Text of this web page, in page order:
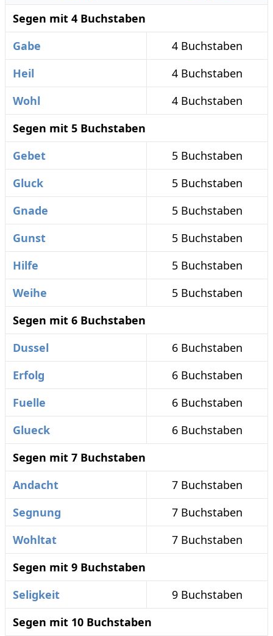
Segen mit 4 Buchstaben
Gabe
4 Buchstaben
Heil
4 Buchstaben
Wohl
4 Buchstaben
Segen mit 5 Buchstaben
Gebet
5 Buchstaben
Gluck
5 Buchstaben
Gnade
5 Buchstaben
Gunst
5 Buchstaben
Hilfe
5 Buchstaben
Weihe
5 Buchstaben
Segen mit 6 Buchstaben
Dussel
6 Buchstaben
Erfolg
6 Buchstaben
Fuelle
6 Buchstaben
Glueck
6 Buchstaben
Segen mit 7 Buchstaben
Andacht
7 Buchstaben
Segnung
7 Buchstaben
Wohltat
7 Buchstaben
Segen mit 9 Buchstaben
Seligkeit
9 Buchstaben
Segen mit 10 Buchstaben